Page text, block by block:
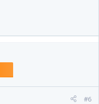
#6